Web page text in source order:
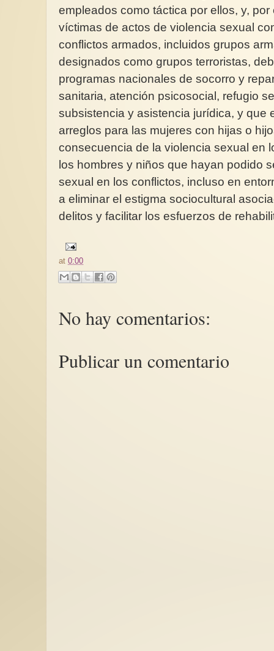
empleados como táctica por ellos, y,
víctimas de actos de violencia sexual
conflictos armados, incluidos grupos
designados como grupos terroristas,
programas nacionales de socorro y
sanitaria, atención psicosocial, refugio
subsistencia y asistencia jurídica, y que
arreglos para las mujeres con hijas o
consecuencia de la violencia sexual en
los hombres y niños que hayan podido
sexual en los conflictos, incluso en
a eliminar el estigma sociocultural
delitos y facilitar los esfuerzos de
at 0:00
No hay comentarios:
Publicar un comentario